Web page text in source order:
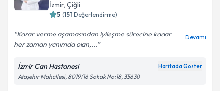
İzmir, Çiğli
5 (151 Değerlendirme)
Karar verme aşamasından iyileşme sürecine kadar
her zaman yanımda olan,...
Devamı
İzmir Can Hastanesi Haritada Göster
Ataşehir Mahallesi, 8019/16 Sokak No:18, 35630